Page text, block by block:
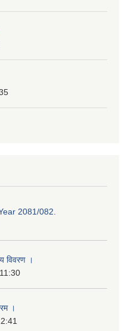
2081/082.
विवरण ।
।